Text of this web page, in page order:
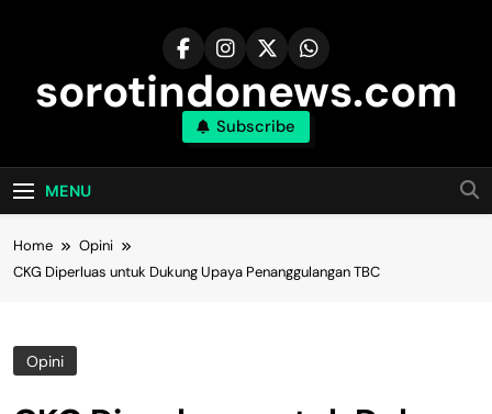
sorotindonews.com
Subscribe
MENU
Home
Opini
CKG Diperluas untuk Dukung Upaya Penanggulangan TBC
Opini